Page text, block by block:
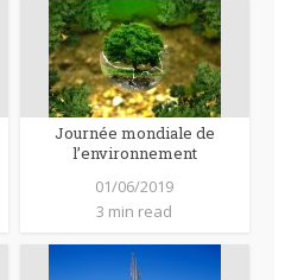
Journée mondiale de
l’environnement
01/06/2019
3 min read